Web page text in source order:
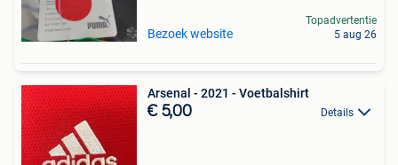
Bezoek website
Topadvertentie
5 aug 26
Arsenal - 2021 - Voetbalshirt
€ 5,00 Details